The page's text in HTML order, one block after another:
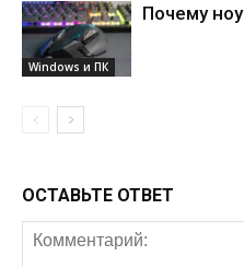
Windows и ПК
Почему
ОСТАВЬТЕ ОТВЕТ